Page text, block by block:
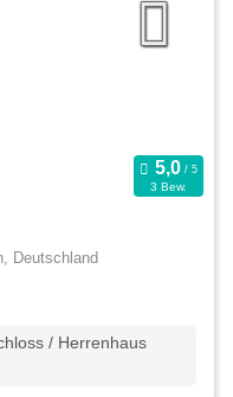
3 Bew.
Deutschland
/ Herrenhaus